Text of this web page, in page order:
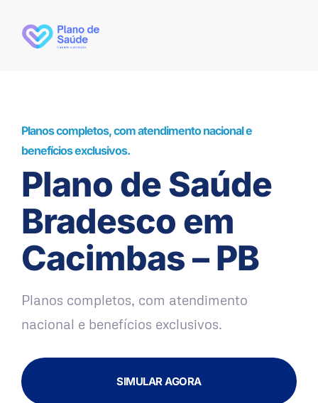
Planos completos, com atendimento nacional e
benefícios exclusivos.
Plano de Saúde
Bradesco em
Cacimbas – PB
Planos completos, com atendimento
nacional e benefícios exclusivos.
SIMULAR AGORA